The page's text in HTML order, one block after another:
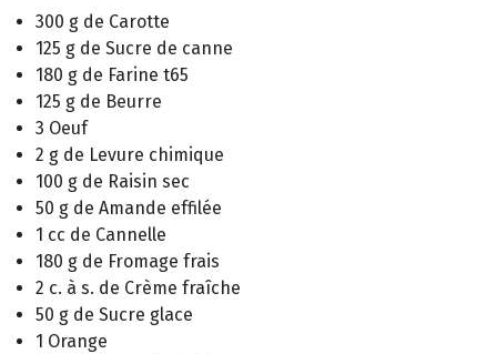
300 g de Carotte
125 g de Sucre de canne
180 g de Farine t65
125 g de Beurre
3 Oeuf
2 g de Levure chimique
100 g de Raisin sec
50 g de Amande effilée
1 cc de Cannelle
180 g de Fromage frais
2 c. à s. de Crème fraîche
50 g de Sucre glace
1 Orange